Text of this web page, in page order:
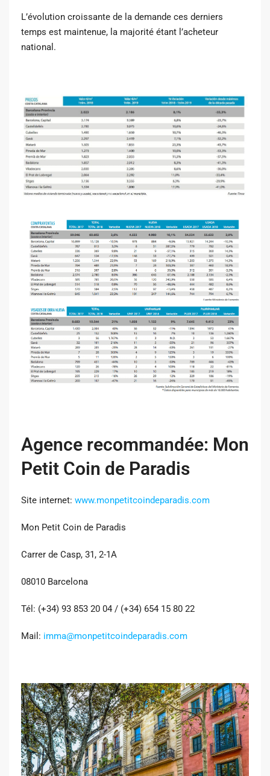
L’évolution croissante de la demande ces derniers
temps est maintenue, la majorité étant l’acheteur
national.
Agence recommandée: Mon
Petit Coin de Paradis
Site internet: www.monpetitcoindeparadis.com
Mon Petit Coin de Paradis
Carrer de Casp, 31, 2-1A
08010 Barcelona
Tél: (+34) 93 853 20 04 / (+34) 654 15 80 22
Mail: imma@monpetitcoindeparadis.com